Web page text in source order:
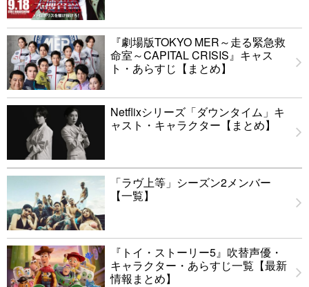
『劇場版TOKYO MER～走る緊急救
命室～CAPITAL CRISIS』キャス
ト・あらすじ【まとめ】
Netflixシリーズ「ダウンタイム」キ
ャスト・キャラクター【まとめ】
「ラヴ上等」シーズン2メンバー
【一覧】
『トイ・ストーリー5』吹替声優・
キャラクター・あらすじ一覧【最新
情報まとめ】